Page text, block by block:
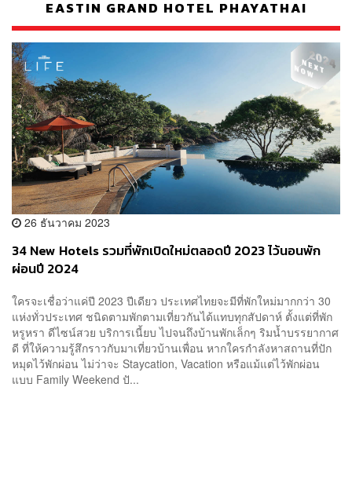
EASTIN GRAND HOTEL PHAYATHAI
26 ธันวาคม 2023
34 New Hotels รวมที่พักเปิดใหม่ตลอดปี 2023 ไว้นอนพัก
ผ่อนปี 2024
ใครจะเชื่อว่าแค่ปี 2023 ปีเดียว ประเทศไทยจะมีที่พักใหม่มากกว่า 30
แห่งทั่วประเทศ ชนิดตามพักตามเที่ยวกันได้แทบทุกสัปดาห์ ตั้งแต่ที่พัก
หรูหรา ดีไซน์สวย บริการเนี้ยบ ไปจนถึงบ้านพักเล็กๆ ริมน้ำบรรยากาศ
ดี ที่ให้ความรู้สึกราวกับมาเที่ยวบ้านเพื่อน หากใครกำลังหาสถานที่ปัก
หมุดไว้พักผ่อน ไม่ว่าจะ Staycation, Vacation หรือแม้แต่ไว้พักผ่อน
แบบ Family Weekend ปั...